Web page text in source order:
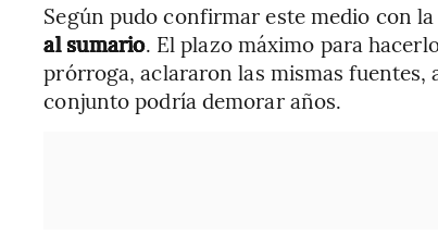
Según pudo confirmar este medio con la
al sumario. El plazo máximo para
prórroga, aclararon las mismas fuentes,
conjunto podría demorar años.